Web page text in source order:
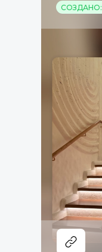
СОЗДАНО: